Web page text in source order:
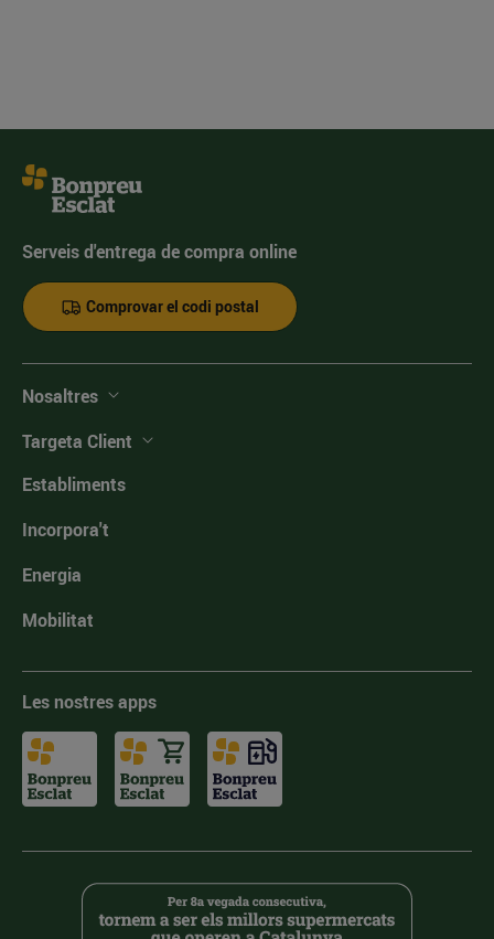
Serveis d'entrega de compra online
Comprovar el codi postal
Nosaltres
Targeta Client
Establiments
Incorpora't
Energia
Mobilitat
Les nostres apps